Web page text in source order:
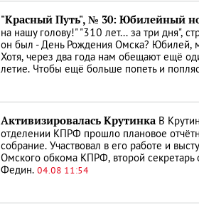
"Красный Путь", № 30: Юбилейный
на нашу голову!" "310 лет... за три дня",
он был - День Рождения Омска? Юбилей,
Хотя, через два года нам обещают ещё
летие. Чтобы ещё больше попеть и
Активизировалась Крутинка В
отделении КПРФ прошло плановое
собрание. Участвовал в его работе и
Омского обкома КПРФ, второй секретарь
Федин. 04.08 11:54